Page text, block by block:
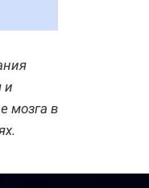
и
мозга в